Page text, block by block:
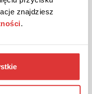
znajdziesz
.
l'annulation